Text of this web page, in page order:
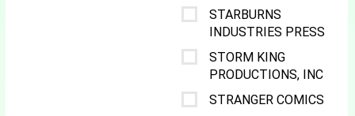
STARBURNS
INDUSTRIES PRESS
STORM KING
PRODUCTIONS, INC
STRANGER COMICS